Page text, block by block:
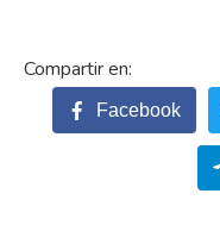
Facebook